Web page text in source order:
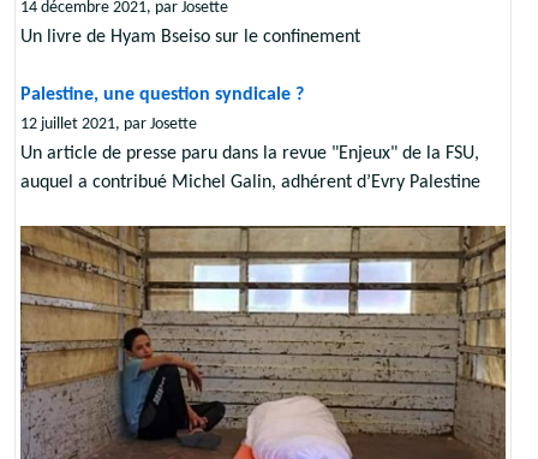
14 décembre 2021, par Josette
Un livre de Hyam Bseiso sur le confinement
Palestine, une question syndicale ?
12 juillet 2021, par Josette
Un article de presse paru dans la revue "Enjeux" de la FSU,
auquel a contribué Michel Galin, adhérent d’Evry Palestine